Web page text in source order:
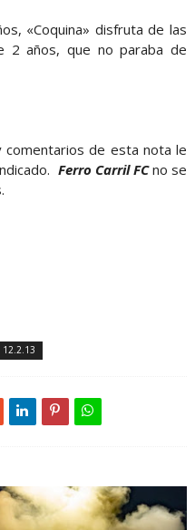
«Coquina» disfruta de las
2 años, que no paraba de
comentarios de esta nota le
Ferro Carril FCno se
12.2.13